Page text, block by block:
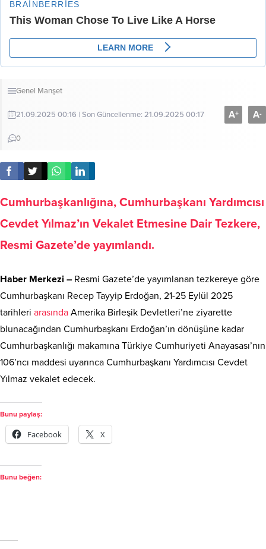
Genel Manşet
21.09.2025 00:16 | Son Güncellenme: 21.09.2025 00:17
0
A+ A-
Cumhurbaşkanlığına, Cumhurbaşkanı Yardımcısı
Cevdet Yılmaz’ın Vekalet Etmesine Dair Tezkere,
Resmi Gazete’de yayımlandı.
Haber Merkezi – Resmi Gazete’de yayımlanan tezkereye göre
Cumhurbaşkanı Recep Tayyip Erdoğan, 21-25 Eylül 2025
tarihleri arasında Amerika Birleşik Devletleri’ne ziyarette
blunacağından Cumhurbaşkanı Erdoğan’ın dönüşüne kadar
Cumhurbaşkanlığı makamına Türkiye Cumhuriyeti Anayasası’nın
106’ncı maddesi uyarınca Cumhurbaşkanı Yardımcısı Cevdet
Yılmaz vekalet edecek.
Bunu paylaş:
Facebook X
Bunu beğen: